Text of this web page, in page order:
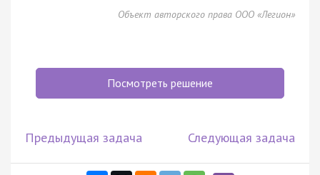
Объект авторского права ООО «Легион»
Посмотреть решение
Предыдущая задача Следующая задача